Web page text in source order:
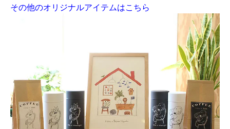
その他のオリジナルアイテムはこちら